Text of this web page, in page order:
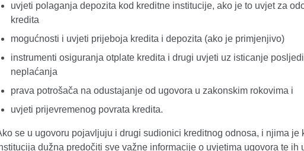
uvjeti polaganja depozita kod kreditne institucije, ako je to uvjet za
kredita
mogućnosti i uvjeti prijeboja kredita i depozita (ako je primjenjivo)
instrumenti osiguranja otplate kredita i drugi uvjeti uz isticanje
neplaćanja
prava potrošača na odustajanje od ugovora u zakonskim rokovima i
uvjeti prijevremenog povrata kredita.
se u ugovoru pojavljuju i drugi sudionici kreditnog odnosa, i njima je
dužna predočiti sve važne informacije o uvjetima ugovora te ih